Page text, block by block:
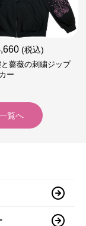
(税込)
薔薇の刺繍ジップ
ー
覧へ